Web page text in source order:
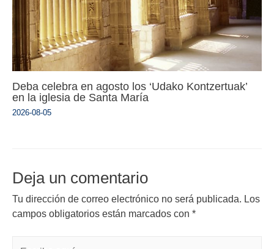
Deba celebra en agosto los ‘Udako Kontzertuak’
en la iglesia de Santa María
2026-08-05
Deja un comentario
Tu dirección de correo electrónico no será publicada. Los
campos obligatorios están marcados con *